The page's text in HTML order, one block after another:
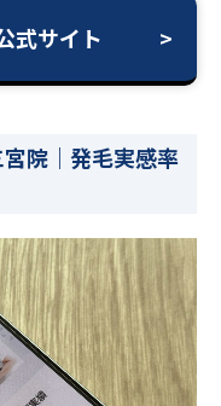
式サイト
院｜発毛実感率